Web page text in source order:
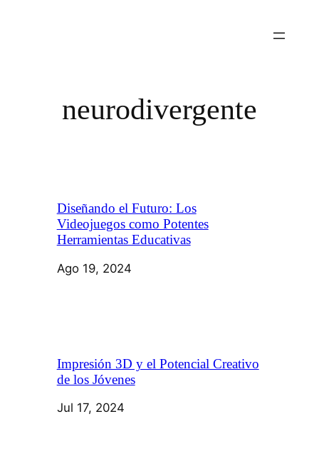
neurodivergente
Diseñando el Futuro: Los
Videojuegos como Potentes
Herramientas Educativas
Ago 19, 2024
Impresión 3D y el Potencial Creativo
de los Jóvenes
Jul 17, 2024